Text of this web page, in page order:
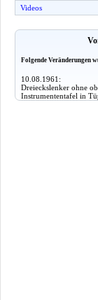
Videos
Folgende Veränderungen
10.08.1961:
Dreieckslenker ohne
Instrumententafel in